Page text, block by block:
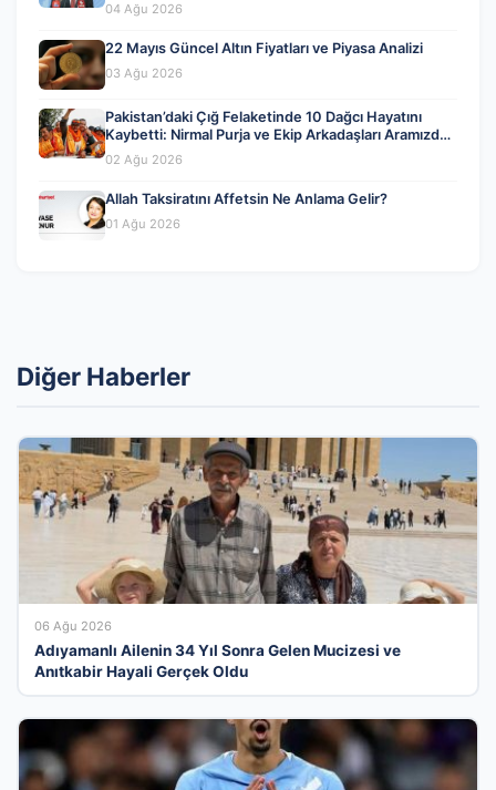
04 Ağu 2026
22 Mayıs Güncel Altın Fiyatları ve Piyasa Analizi
03 Ağu 2026
Pakistan’daki Çığ Felaketinde 10 Dağcı Hayatını
Kaybetti: Nirmal Purja ve Ekip Arkadaşları Aramızdan
Ayrıldı
02 Ağu 2026
Allah Taksiratını Affetsin Ne Anlama Gelir?
01 Ağu 2026
Diğer Haberler
06 Ağu 2026
Adıyamanlı Ailenin 34 Yıl Sonra Gelen Mucizesi ve
Anıtkabir Hayali Gerçek Oldu